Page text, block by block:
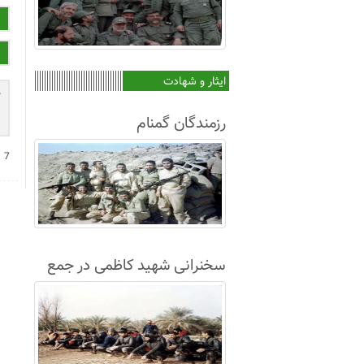
7
ایثار و شهادت
رزمندگان گمنام
سخنرانی شهید کاظمی در جمع
غواصان لشکر8+فیلم